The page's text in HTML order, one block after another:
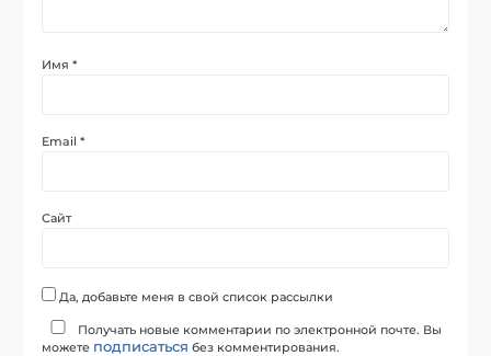
Имя*
Email*
Сайт
Да, добавьте меня в свой список рассылки
Получать новые комментарии по электронной почте. Вы
можете подписаться без комментирования.